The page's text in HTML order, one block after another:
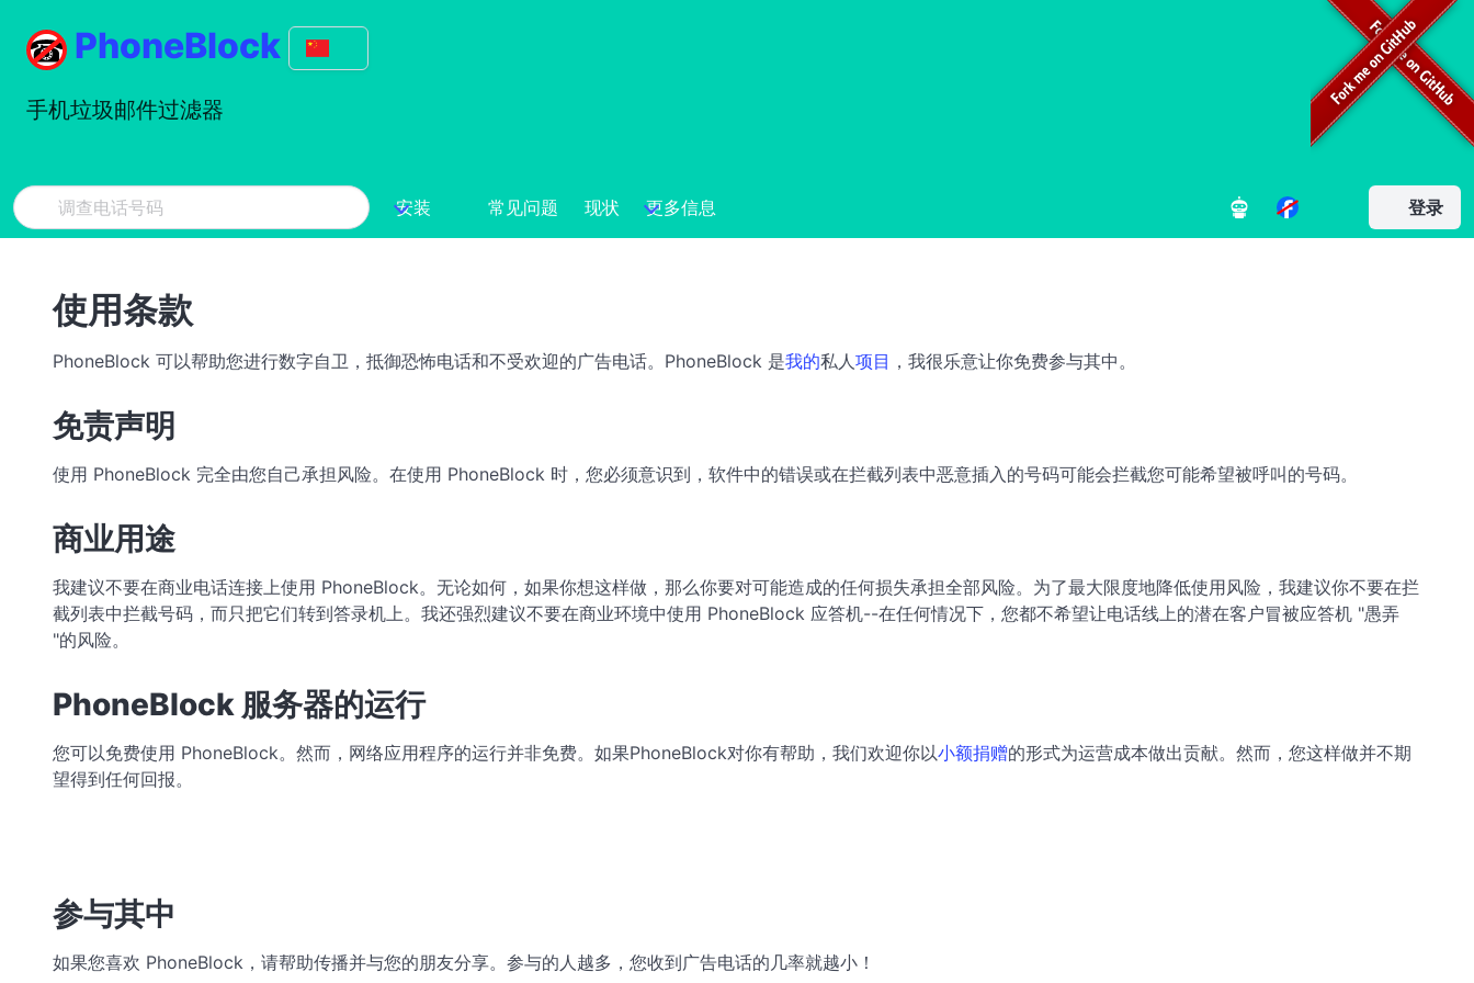
PhoneBlock
手机垃圾邮件过滤器
安装 常见问题 现状 更多信息 登录
使用条款
PhoneBlock 可以帮助您进行数字自卫，抵御恐怖电话和不受欢迎的广告电话。PhoneBlock 是我的私人项目 ，我很乐意让你免费参与其中。
免责声明
使用 PhoneBlock 完全由您自己承担风险。在使用 PhoneBlock 时，您必须意识到，软件中的错误或在拦截列表中恶意插入的号码可能会拦截您可能希望被呼叫的号码。
商业用途
我建议不要在商业电话连接上使用 PhoneBlock。无论如何，如果你想这样做，那么你要对可能造成的任何损失承担全部风险。为了最大限度地降低使用风险，我建议你不要在拦
截列表中拦截号码，而只把它们转到答录机上。我还强烈建议不要在商业环境中使用 PhoneBlock 应答机--在任何情况下，您都不希望让电话线上的潜在客户冒被应答机 "愚弄
"的风险。
PhoneBlock 服务器的运行
您可以免费使用 PhoneBlock。然而，网络应用程序的运行并非免费。如果PhoneBlock对你有帮助，我们欢迎你以小额捐赠的形式为运营成本做出贡献。然而，您这样做并不期
望得到任何回报。
参与其中
如果您喜欢 PhoneBlock，请帮助传播并与您的朋友分享。参与的人越多，您收到广告电话的几率就越小！